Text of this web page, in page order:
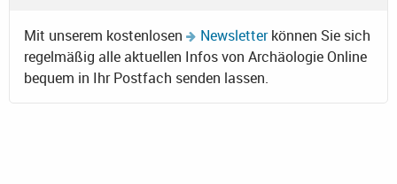
Mit unserem kostenlosen Newsletterkönnen Sie sich
regelmäßig alle aktuellen Infos von Archäologie Online
bequem in Ihr Postfach senden lassen.